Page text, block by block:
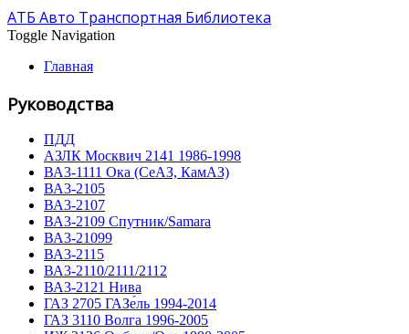
АТБ Авто Транспортная Библиотека
Toggle Navigation
Главная
Руководства
ПДД
АЗЛК Москвич 2141 1986-1998
ВА3-1111 Ока (СеАЗ, КамАЗ)
ВА3-2105
ВА3-2107
ВА3-2109 Спутник/Samara
ВА3-21099
ВА3-2115
ВА3-2110/2111/2112
ВА3-2121 Нива
ГАЗ 2705 ГАЗе́ль 1994-2014
ГАЗ 3110 Волга 1996-2005